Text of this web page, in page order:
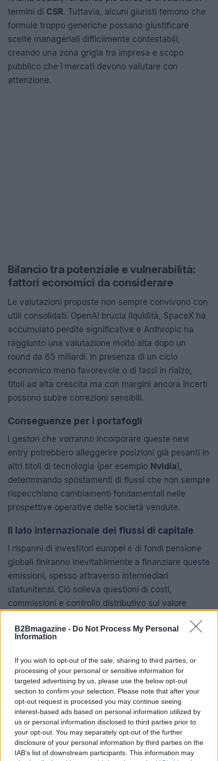
B2Bmagazine - Do Not Process My Personal
Information
If you wish to opt-out of the sale, sharing to third parties, or
processing of your personal or sensitive information for
targeted advertising by us, please use the below opt-out
section to confirm your selection. Please note that after your
opt-out request is processed you may continue seeing
interest-based ads based on personal information utilized by
us or personal information disclosed to third parties prior to
your opt-out. You may separately opt-out of the further
disclosure of your personal information by third parties on the
IAB’s list of downstream participants. This information may
termini di CSR. Tuttavia, alcuni giuristi temono che
formule troppo generiche possano giustificare
scelte manageriali difficilmente contestabili,
creando una zona grigia tra impresa e scopo
pubblico che i mercati devono valutare con
attenzione.
Bilancio tra potenziale e vulnerabilità:
fattori economici da considerare
Le valutazioni proposte non sempre convivono con
utili consolidati. OpenAI brucia liquidità, SpaceX ha
accumulato perdite significative e Anthropic ha
raggiunto una valutazione molto alta dopo un
round da 65 miliardi. In presenza di un ciclo
economico meno favorevole o di tassi in rialzo,
titoli ad alta crescita ma con margini ancora incerti
possono subire correzioni sensibili.
Conseguenze per i portafogli
I gestori che vorranno incorporare queste new
entry potrebbero alleggerire posizioni già pesanti in
altri titoli di tecnologia (per esempio Nvidia),
determinando spostamenti di flussi che non sempre
rispecchiano cambiamenti fondamentali nelle
prospettive operative delle società vendute.
Il lato internazionale dei flussi di capitale
I risparmi di investitori europei e di fondi pensione
globali finiranno inevitabilmente a finanziare queste
emissioni, spesso attraverso intermediari
statunitensi. Ciò solleva questioni di costi,
commissioni e controllo distributivo sul valore
Verso un nuovo equilibrio tra mercati e
grandi imprese
Se il 2026 verrà ricordato come l’anno di una
riapertura delle IPO, potrebbe anche segnare l’inizio
di un processo più profondo: quello in cui i mercati
si adattano alle dimensioni e alle strutture delle
aziende piuttosto che il contrario. Questo
passaggio modifica non solo i prezzi, ma anche la
natura delle relazioni tra azionisti, management e